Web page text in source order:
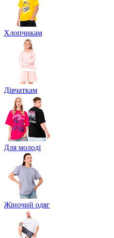
Хлопчикам
Дівчаткам
Для молоді
Жіночий одяг